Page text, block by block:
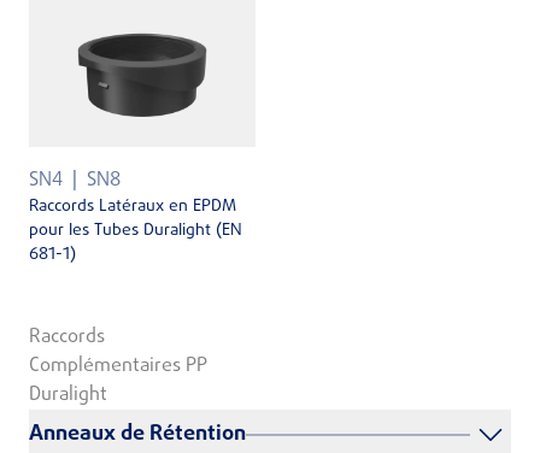
SN4 SN8
Raccords Latéraux en EPDM
pour les Tubes Duralight (EN
681-1)
Raccords
Complémentaires PP
Duralight
Anneaux de Rétention